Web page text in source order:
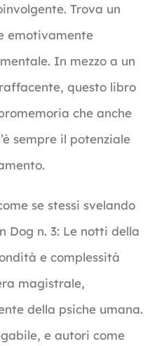
Trova un
emotivamente
In mezzo a un
questo libro
che anche
sempre il potenziale
se stessi svelando
Dog n. 3: Le notti della
e complessità
magistrale,
della psiche umana.
e autori come